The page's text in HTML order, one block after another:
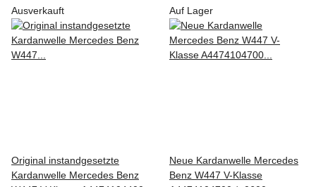
Ausverkauft
Original instandgesetzte
Kardanwelle Mercedes Benz
Auf Lager
Neue Kardanwelle Mercedes
Benz W447 V-Klasse